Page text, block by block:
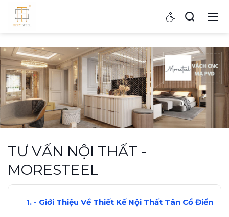
TƯ VẤN NỘI THẤT -
MORESTEEL
- Giới Thiệu Về Thiết Kế Nội Thất Tân Cổ Điển